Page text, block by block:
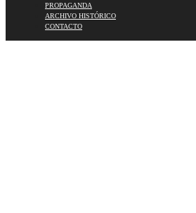
PROPAGANDA
ARCHIVO HISTÓRICO
CONTACTO